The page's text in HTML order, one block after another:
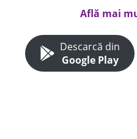
Află mai
Descarcă din
Google Play